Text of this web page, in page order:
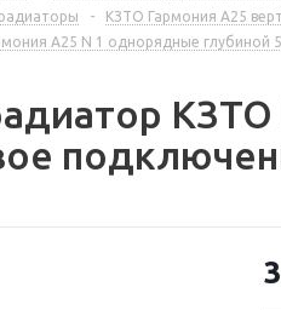
- КЗТО Гармония А25
А25 N 1 однорядные глубиной
КЗТО